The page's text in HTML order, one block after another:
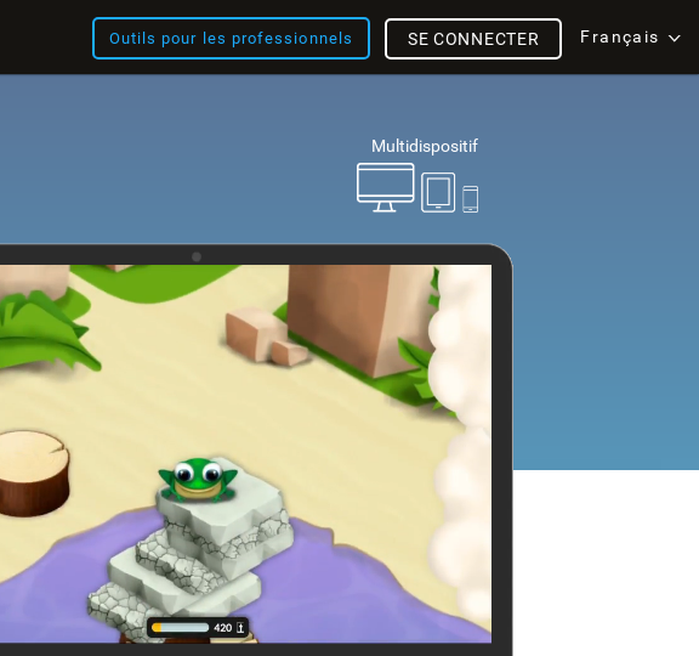
Outils pour les professionnels Français
SE CONNECTER
Multidispositif